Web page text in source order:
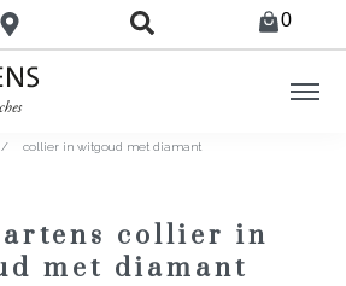
0
/ collier in witgoud met diamant
collier in
met diamant